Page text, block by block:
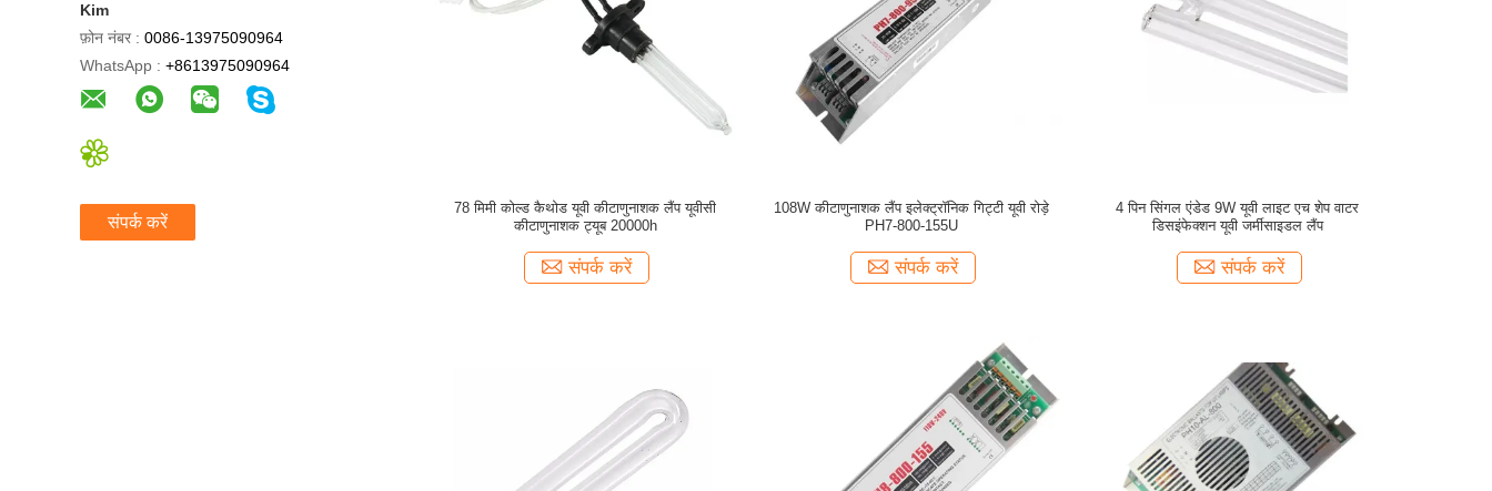
Kim
फ़ोन नंबर : 0086-13975090964
WhatsApp : +8613975090964
संपर्क करें
78 मिमी कोल्ड कैथोड यूवी कीटाणुनाशक लैंप यूवीसी
कीटाणुनाशक ट्यूब 20000h
संपर्क करें
108W कीटाणुनाशक लैंप इलेक्ट्रॉनिक गिट्टी यूवी रोड़े
PH7-800-155U
संपर्क करें
4 पिन सिंगल एंडेड 9W यूवी लाइट एच शेप वाटर
डिसइंफेक्शन यूवी जर्मीसाइडल लैंप
संपर्क करें